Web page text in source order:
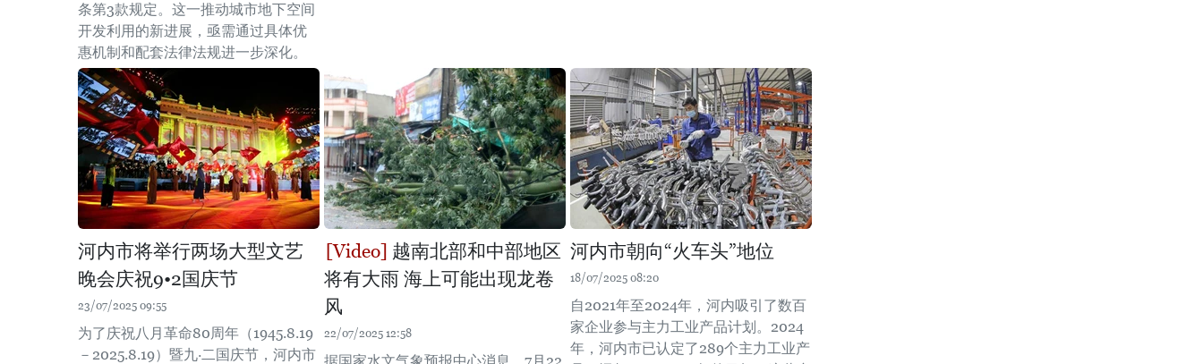
条第3款规定。这一推动城市地下空间
开发利用的新进展，亟需通过具体优
惠机制和配套法律法规进一步深化。
河内市将举行两场大型文艺
晚会庆祝9•2国庆节
23/07/2025 09:55
为了庆祝八月革命80周年（1945.8.19
－2025.8.19）暨九·二国庆节，河内市
越南北部和中部地区
将有大雨 海上可能出现龙卷
风
22/07/2025 12:58
河内市朝向“火车头”地位
18/07/2025 08:20
自2021年至2024年，河内吸引了数百
家企业参与主力工业产品计划。2024
年，河内市已认定了289个主力工业产